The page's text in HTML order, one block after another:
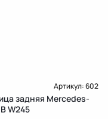
Артикул:602
задняя Mercedes-
W245